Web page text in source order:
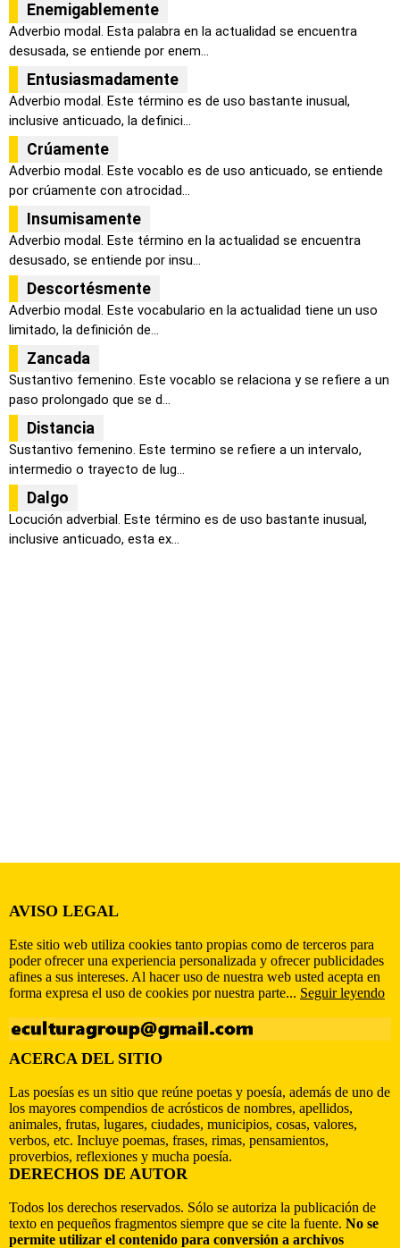
Enemigablemente
Adverbio modal. Esta palabra en la actualidad se encuentra
desusada, se entiende por enem...
Entusiasmadamente
Adverbio modal. Este término es de uso bastante inusual,
inclusive anticuado, la definici...
Crúamente
Adverbio modal. Este vocablo es de uso anticuado, se entiende
por crúamente con atrocidad...
Insumisamente
Adverbio modal. Este término en la actualidad se encuentra
desusado, se entiende por insu...
Descortésmente
Adverbio modal. Este vocabulario en la actualidad tiene un uso
limitado, la definición de...
Zancada
Sustantivo femenino. Este vocablo se relaciona y se refiere a un
paso prolongado que se d...
Distancia
Sustantivo femenino. Este termino se refiere a un intervalo,
intermedio o trayecto de lug...
Dalgo
Locución adverbial. Este término es de uso bastante inusual,
inclusive anticuado, esta ex...
AVISO LEGAL
Este sitio web utiliza cookies tanto propias como de terceros para
poder ofrecer una experiencia personalizada y ofrecer publicidades
afines a sus intereses. Al hacer uso de nuestra web usted acepta en
forma expresa el uso de cookies por nuestra parte... Seguir leyendo
ACERCA DEL SITIO
Las poesías es un sitio que reúne poetas y poesía, además de uno de
los mayores compendios de acrósticos de nombres, apellidos,
animales, frutas, lugares, ciudades, municipios, cosas, valores,
verbos, etc. Incluye poemas, frases, rimas, pensamientos,
proverbios, reflexiones y mucha poesía.
DERECHOS DE AUTOR
Todos los derechos reservados. Sólo se autoriza la publicación de
texto en pequeños fragmentos siempre que se cite la fuente. No se
permite utilizar el contenido para conversión a archivos